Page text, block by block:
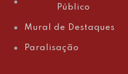
Público
Mural de Destaques
Paralisação